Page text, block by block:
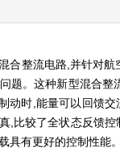
合整流电路,并针对
题。这种新型混合
动时,能量可以回馈
,比较了全状态反馈
具有更好的控制性能